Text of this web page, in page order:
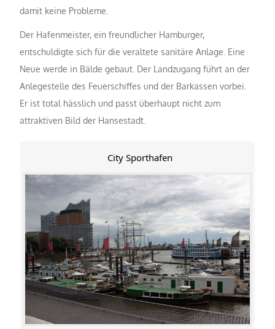
damit keine Probleme.
Der Hafenmeister, ein freundlicher Hamburger,
entschuldigte sich für die veraltete sanitäre Anlage. Eine
Neue werde in Bälde gebaut. Der Landzugang führt an der
Anlegestelle des Feuerschiffes und der Barkassen vorbei.
Er ist total hässlich und passt überhaupt nicht zum
attraktiven Bild der Hansestadt.
City Sporthafen